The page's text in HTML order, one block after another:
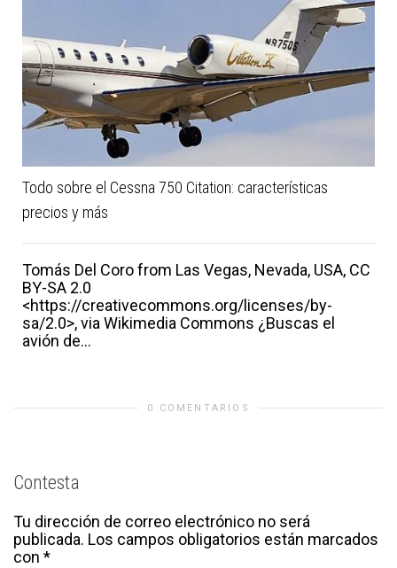
Todo sobre el Cessna 750 Citation: características
precios y más
Tomás Del Coro from Las Vegas, Nevada, USA, CC
BY-SA 2.0
<https://creativecommons.org/licenses/by-
sa/2.0>, via Wikimedia Commons ¿Buscas el
avión de...
0 COMENTARIOS
Contesta
Tu dirección de correo electrónico no será
publicada. Los campos obligatorios están marcados
con *